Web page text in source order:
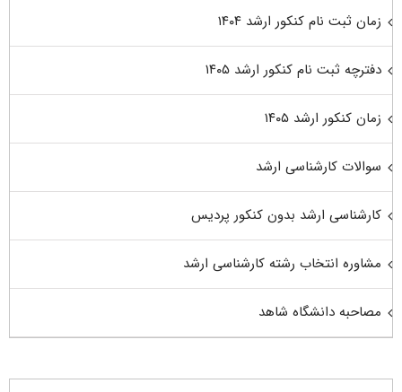
زمان ثبت نام کنکور ارشد ۱۴۰۴
دفترچه ثبت نام کنکور ارشد ۱۴۰۵
زمان کنکور ارشد ۱۴۰۵
سوالات کارشناسی ارشد
کارشناسی ارشد بدون کنکور پردیس
مشاوره انتخاب رشته کارشناسی ارشد
مصاحبه دانشگاه شاهد